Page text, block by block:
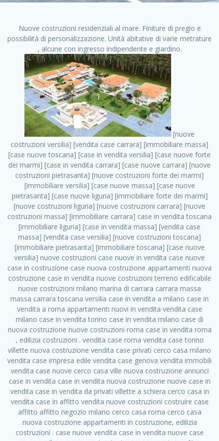
Nuove costruzioni residenziali al mare. Finiture di pregio e
possibilità di personalizzazione. Unità abitative di varie metrature
, alcune con ingresso indipendente e giardino.
[nuove costruzioni versilia] [vendita case carrara] [immobiliare massa] [case nuove toscana] [case in vendita versilia] [case nuove forte dei marmi] [case in vendita carrara] [case nuove carrara] [nuove costruzioni pietrasanta] [nuove costruzioni forte dei marmi] [immobiliare versilia] [case nuove massa] [case nuove pietrasanta] [case nuove liguria] [immobiliare forte dei marmi] [nuove costruzioni liguria] [nuove costruzioni carrara] [nuove costruzioni massa] [immobiliare carrara] case in vendita toscana [immobiliare liguria] [case in vendita massa] [vendita case massa] [vendita case versilia] [nuove costruzioni toscana] [immobiliare pietrasanta] [immobiliare toscana] [case nuove versilia] nuove costruzioni case nuove in vendita case nuove case in costruzione case nuova costruzione appartamenti nuova costruzione case in vendita nuove costruzioni terreno edificabile nuove costruzioni milano marina di carrara carrara massa massa carrara toscana versilia case in vendita a milano case in vendita a roma appartamenti nuovi in vendita vendita case milano case in vendita torino case in vendita milano case di nuova costruzione nuove costruzioni roma case in vendita roma , edilizia costruzioni . vendita case roma vendita case torino villette nuova costruzione vendita case privati cerco casa milano vendita case impresa edile vendita case genova vendita immobili vendita case nuove cerco casa ville nuova costruzione annunci case in vendita case in vendita nuova costruzione nuove case in vendita case in vendita da privati villette a schiera cerco casa in vendita case in affitto vendita nuove costruzioni costruire case affitto affitto negozio milano cerco casa roma cerco casa nuova costruzione appartamenti in costruzione, edilizia costruzioni . case nuove vendita case in vendita nuove case nuove milano nuove costruzioni morena case in vendita costruzioni case case in vendita tor vergata nuova annunci vendita case case in vendita milano centro, edilizia costruzioni . vendita case nuova costruzione case in vendita privati agenzia immobiliare appartamenti di nuova costruzione ville in costruzione case in vendita a opera nuova costruzione nuove costruzioni torino, edilizia costruzioni . appartamenti nuovi impresa edile roma trova casa costruzioni nuove appartamenti in affitto cantieri in costruzione, edilizia costruzioni . immobiliare nuove costruzioni case in vendita dragona appartamenti in vendita siti vendita case case in vendita roma nord nuovi costruzioni ville nuove in vendita nuove costruzioni in vendita trovocasa cerco casa affitto villette in vendita nuove costruzioni immobiliari nuove costruzioni bologna toscano immobiliare palermo nuovi appartamenti vendita case dragona nuova costruzione case in vendita villaggio prenestino, edilizia costruzioni . case in vendita dal costruttore imprese edili torino nuove costruzioni firenze immobiliare case nuove in costruzione toscano immobiliare milano, edilizia costruzioni . casanuova case in vendita acilia dragona case in vendita di nuova costruzione case in vendita da costruttore nuove costruzioni eur case e cantieri appartamenti in vendita nuova costruzione case in vendita a dragona roma case in vendita nuove case in costruzione porta portese immobiliare appartamenti cerco casa disperatamente case in vendita torresina cascine in vendita vendita immobili roma, edilizia costruzioni . milano nuove costruzioni morena case in vendita costruzioni edili nuove costruzioni catania visure catastali on line gratis nuove costruzioni monza case in costruzione milano, edilizia costruzioni . nuove costruzioni boccea vendita immobili milano attico immobiliare roma vendita imprese edili bergamo impresa edile bologna case in vendita a classe appartamento nuovo nuove costruzioni pietralata case costruzione case in vendita roma sud nuove costruzioni residenziali a milano appartamenti nuova costruzione milano case in vendita boccea case in vendita morena nuove costruzioni vendita immobili privati, edilizia costruzioni . comprare casa nuova costruzione case in vendita con leasing case in vendita ostia antica case nuova costruzione milano appartamenti nuovi milano case nuove roma nuove costruzioni bari edilizia convenzionata case in vendita a tortona villaggio prenestino case in vendita toscano immobiliare professione casa nuove costruzioni parma impresa costruzioni nuove case nuove costruzioni bergamo vendita immobili torino ville di nuova costruzione solo affitti appartamento nuovo in vendita appartamenti nuova costruzione roma case nuova costruzione roma, edilizia costruzioni . nuove costruzioni a milano case in costruzione roma impresa di costruzioni grimaldi immobiliare costruzioni villetta nuova costruzione case in vendita da imprese edili cerco casa a acquisto casa in costruzione nuove costruzioni mare costruzioni immobiliari cantieri nuove costruzioni acquisto casa nuova costruzione nuove costruzioni padova comprare casa in costruzione impresa edile napoli nuove costruzioni pescara casa risorse immobiliari, edilizia costruzioni . immobili in costruzione villette nuove villette nuove in vendita gabetti imprese edili verona nuove costruzioni milano sud nuovi immobili nuove costruzioni legnano, edilizia costruzioni . cantieri nuove costruzioni milano villa nuova case vendita nuove costruzioni appartamenti in vendita nuovi immobili nuovi costruttori case imprese edili brescia nuovi appartamenti milano case in vendita selva nera casa nuova retecasa case nuova costruzione in vendita monolocale imprese edili firenze imprese edili padova frimm vendita case dragona nuove costruzioni vendita imprese edili parma imprese di costruzioni milano immobiliare toscano frimm immobiliare roma case case dal costruttore acquisto terreno agricolo imprese edili italiane roma vende casa case nuove a milano nuove costruzioni a roma imprese costruzioni roma cerco casa nuova immobili di nuova costruzione case in vendita castelverde roma impresa edile palermo rent to buy roma nuove costruzioni, edilizia costruzioni . tempocasa case in vendita a riscatto nuove costruzioni varese nuove costruzioni bolzano vendita case in costruzione nuove costruzioni lecce cantiere milano costruire villa imprese edili treviso impresa edile catania case in vendita roma tiburtina vendita appartamenti nuova costruzione vendita immobili commerciali case nuove in vendita milano nuove costruzioni seregno cerca casa vendita cerco casa milano vendita nuove costruzioni milano ovest vendita case nuove milano imprese edili modena nuove costruzioni milano centro case in vendita aranova nuove abitazioni, edilizia costruzioni ., edilizia costruzioni . nuove costruzioni brescia nuove costruzioni como appartamenti nuovi in vendita a milano case in vendita bologna nuove costruzioni appartamenti in vendita milano nuova costruzione imprese edili como morena nuove costruzioni nuove costruzioni case vendita appartamenti nuovi nuove costruzioni salerno eurekasa villette in costruzione bilocali nuovi case nuove in vendita a roma case in vendita con permuta nuove costruzioni trento impresa edile varese imprese costruzioni milano imprese edili venezia case in vendita prenestina imprese edili spa nuove costruzioni gallarate roma nuove costruzioni case in nuova costruzione nuovi case nuove in vendita a milano nuove costruzioni loano nuovi cantieri milano imprese edili novara case in vendita roma est imprese di costruzioni roma appartamenti in costruzione milano nuovi cantieri cerco casa vendita milano nuove costruzioni brugherio vendita case da imprese edili imprese edili udine nuove costruzioni direttamente dal costruttore imprese edili vicenza case in vendita a loano nuova costruzione nuove villette prezzi case nuove case in vendita in costruzione compravendita terreno agricolo cantiere, edilizia costruzioni . case in vendita milano navigli costruzione nuova casa costruzioni nuove milano nuove costruzioni roma rent to buy nuove costruzioni taranto palazzo in costruzione vendita appartamenti nuova costruzione milano centro costruzioni milano case in vendita milano nuove costruzioni case in vendita milano sud impresa edile como case nuove a roma boccea case in vendita imprese edili trento nuove costruzioni buccinasco case in costruzione a milano nuove costruzioni ripamonti case in vendita a salerno nuove costruzioni nuove residenze milano case nuove vendita milano nuove costruzioni milano nord nuove costruzioni livorno vendita nuove costruzioni roma nuove costruzioni liguria costruzioni roma cerco casa roma vendita nuove costruzioni classe a impresa edile rimini nuovi annunci case in vendita nuove costruzioni magenta todini costruzioni case grezze in vendita vendita appartamenti nuovi milano case in vendita gallaratese milano nuove costruzioni arezzo, edilizia costruzioni . case in vendita castelverde case nuove dal costruttore nuovo appartamento nuove costruzioni desenzano imprese edili lombardia imprese edili veneto appartamenti in costruzione roma case vendita pescara nuove costruzioni case in vendita ad acilia imprese edili verona e provincia nuove costruzioni desio appartamenti classe a milano firenze nuove costruzioni pirelli re immobiliare grandi imprese di costruzioni case in vendita torresina roma case in vendita navigli milano nuove costruzioni roma centro nuovecostruzioni appartamenti nuovi a milano impresa edile ancona nuove residenze dragona case in vendita nuove costruzioni brindisi vendita nuove costruzioni milano case in vendita arredate nuove case milano case nuove milano centro sito impresa edile nuove costruzioni montesilvano case vendita monza nuove c